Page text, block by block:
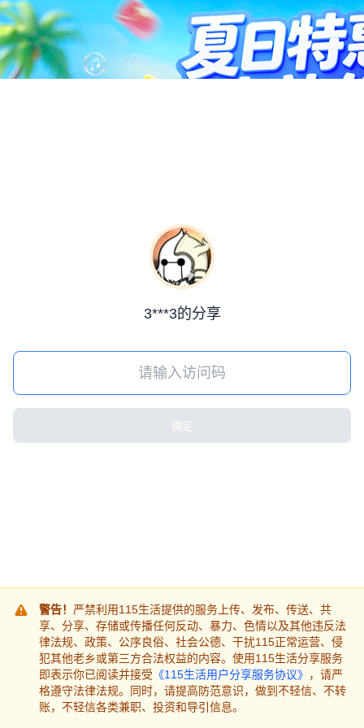
3***3的分享
确定
警告！ 严禁利用115生活提供的服务上传、发布、传送、共
享、分享、存储或传播任何反动、暴力、色情以及其他违反法
律法规、政策、公序良俗、社会公德、干扰115正常运营、侵
犯其他老乡或第三方合法权益的内容。使用115生活分享服务
即表示你已阅读并接受 《115生活用户分享服务协议》 ，请严
格遵守法律法规。同时，请提高防范意识，做到不轻信、不转
账，不轻信各类兼职、投资和导引信息。